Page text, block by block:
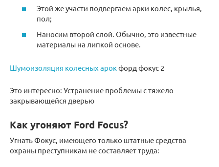
Этой же участи подвергаем арки колес, крылья,
пол;
Наносим второй слой. Обычно, это известные
материалы на липкой основе.
Шумоизоляция колесных арокфорд фокус 2
Это интересно: Устранение проблемы с тяжело
закрывающейся дверью
Как угоняют Ford Focus?
Угнать Фокус, имеющего только штатные средства
охраны преступникам не составляет труда: